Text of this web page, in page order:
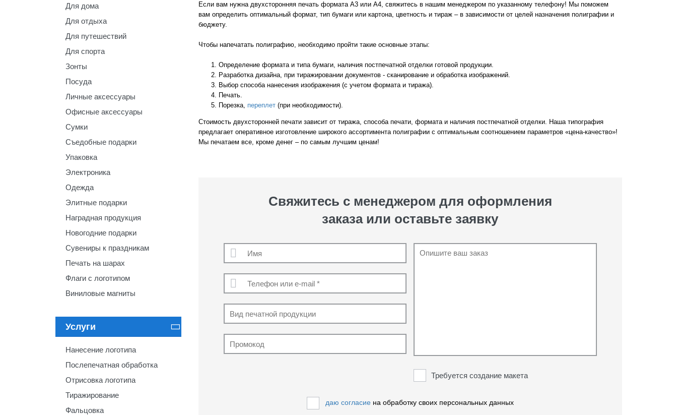
Для дома
Для отдыха
Для путешествий
Для спорта
Зонты
Посуда
Личные аксессуары
Офисные аксессуары
Сумки
Съедобные подарки
Упаковка
Электроника
Одежда
Элитные подарки
Наградная продукция
Новогодние подарки
Сувениры к праздникам
Печать на шарах
Флаги с логотипом
Виниловые магниты
Услуги 
Нанесение логотипа
Послепечатная обработка
Отрисовка логотипа
Тиражирование
Фальцовка
Если вам нужна двухсторонняя печать формата А3 или А4, свяжитесь в нашим менеджером по указанному телефону! Мы поможем
вам определить оптимальный формат, тип бумаги или картона, цветность и тираж – в зависимости от целей назначения полиграфии и
бюджету.
Чтобы напечатать полиграфию, необходимо пройти такие основные этапы:
Определение формата и типа бумаги, наличия постпечатной отделки готовой продукции.
Разработка дизайна, при тиражировании документов - сканирование и обработка изображений.
Выбор способа нанесения изображения (с учетом формата и тиража).
Печать.
Порезка, переплет (при необходимости).
Стоимость двухсторонней печати зависит от тиража, способа печати, формата и наличия постпечатной отделки. Наша типография
предлагает оперативное изготовление широкого ассортимента полиграфии с оптимальным соотношением параметров «цена-качество»!
Мы печатаем все, кроме денег – по самым лучшим ценам!
Свяжитесь с менеджером для оформления
заказа или оставьте заявку
Требуется создание макета
даю согласиена обработку своих персональных данных